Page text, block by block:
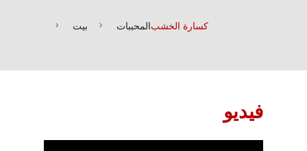
بيت المحبباتكسارة الخشب
فيديو